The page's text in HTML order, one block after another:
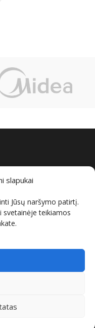
slapukai
Jūsų naršymo patirtį.
svetainėje teikiamos
saugomos.